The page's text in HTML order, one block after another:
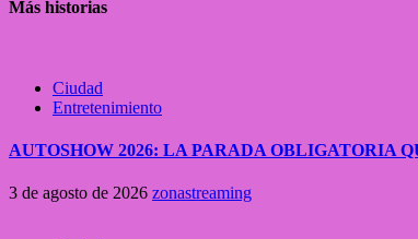
Más historias
Ciudad
Entretenimiento
AUTOSHOW 2026: LA PARADA OBLIGATORIA
3 de agosto de 2026 zonastreaming